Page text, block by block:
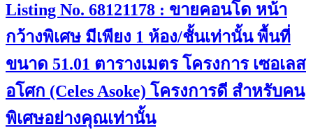
Listing No. 68121178 : ขายคอนโด หน้า
กว้างพิเศษ มีเพียง 1 ห้อง/ชั้นเท่านั้น พื้นที่
ขนาด 51.01 ตารางเมตร โครงการ เซอเลส
อโศก (Celes Asoke) โครงการดี สำหรับคน
พิเศษอย่างคุณเท่านั้น